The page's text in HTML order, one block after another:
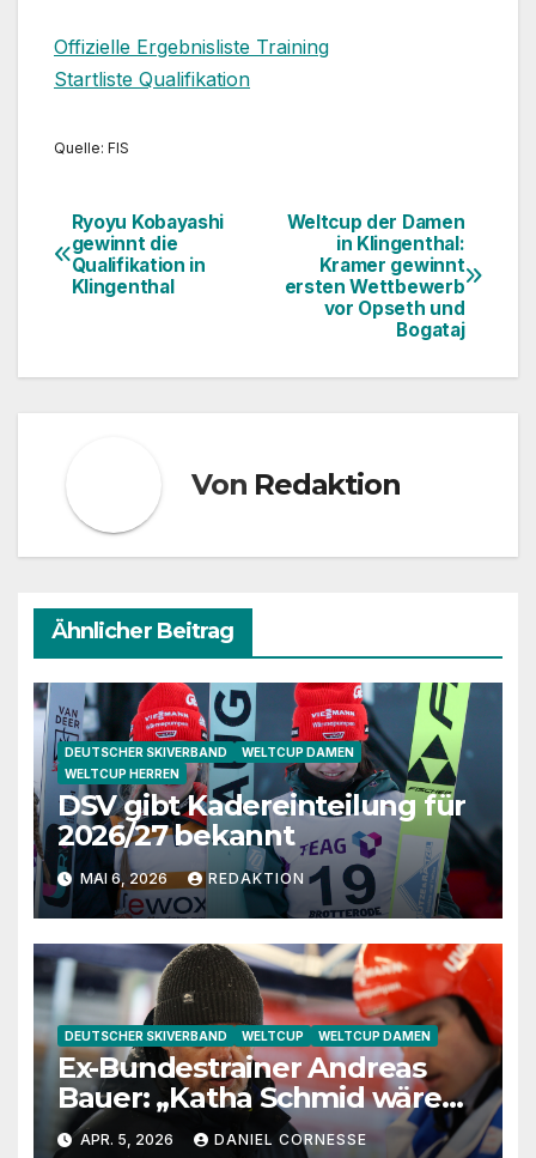
Offizielle Ergebnisliste Training
Startliste Qualifikation
Quelle: FIS
Beitragsnavigation
Weltcup der Damen
in Klingenthal:
Kramer gewinnt
ersten Wettbewerb
vor Opseth und
Bogataj
Ryoyu Kobayashi
gewinnt die
Qualifikation in
Klingenthal
Von Redaktion
Ähnlicher Beitrag
DEUTSCHER SKIVERBAND
WELTCUP DAMEN
WELTCUP HERREN
DSV gibt Kadereinteilung für
2026/27 bekannt
MAI 6, 2026 REDAKTION
DEUTSCHER SKIVERBAND WELTCUP WELTCUP DAMEN
Ex-Bundestrainer Andreas
Bauer: „Katha Schmid wäre
eine extrem gute
APR. 5, 2026 DANIEL CORNESSE